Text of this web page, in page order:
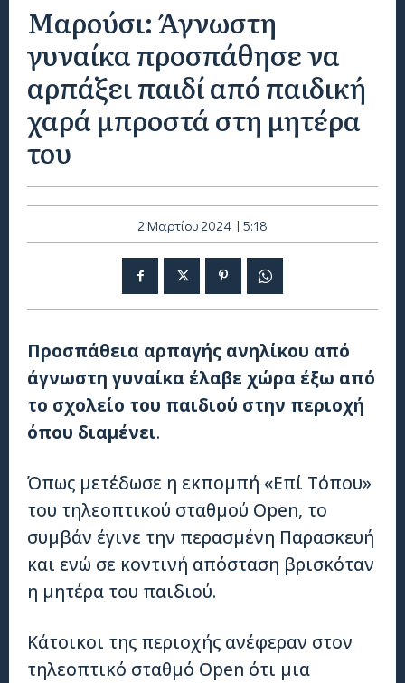
Μαρούσι: Άγνωστη
γυναίκα προσπάθησε να
αρπάξει παιδί από παιδική
χαρά μπροστά στη μητέρα
του
2 Μαρτίου 2024 | 5:18
Προσπάθεια αρπαγής ανηλίκου από
άγνωστη γυναίκα έλαβε χώρα έξω από
το σχολείο του παιδιού στην περιοχή
όπου διαμένει.
Όπως μετέδωσε η εκπομπή «Επί Τόπου»
του τηλεοπτικού σταθμού Open, το
συμβάν έγινε την περασμένη Παρασκευή
και ενώ σε κοντινή απόσταση βρισκόταν
η μητέρα του παιδιού.
Κάτοικοι της περιοχής ανέφεραν στον
τηλεοπτικό σταθμό Open ότι μια